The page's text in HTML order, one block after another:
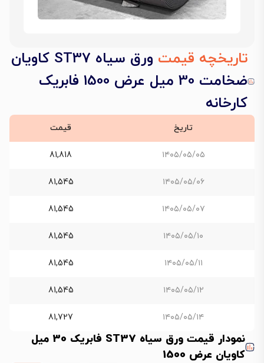
تاریخچه قیمت
ورق سیاه ST37 کاویان
ضخامت 30 میل عرض 1500 فابریک
کارخانه
تاریخ قیمت
۱۴۰۵/۰۵/۰۵ 81,818
۱۴۰۵/۰۵/۰۶ 81,545
۱۴۰۵/۰۵/۰۷ 81,545
۱۴۰۵/۰۵/۱۰ 81,545
۱۴۰۵/۰۵/۱۱ 81,545
۱۴۰۵/۰۵/۱۲ 81,545
۱۴۰۵/۰۵/۱۴ 81,727
نمودار قیمت ورق سیاه ST37 فابریک 30 میل
کاویان عرض 1500